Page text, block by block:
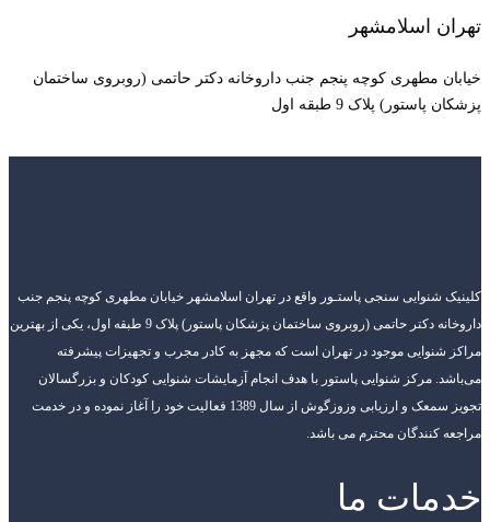
تهران اسلامشهر
خیابان مطهری کوچه پنجم جنب داروخانه دکتر حاتمی (روبروی ساختمان
پزشکان پاستور) پلاک 9 طبقه اول
کلینیک شنوایی سنجی پاستـور واقع در تهران اسلامشهر خیابان مطهری کوچه پنجم جنب
داروخانه دکتر حاتمی (روبروی ساختمان پزشکان پاستور) پلاک 9 طبقه اول، یکی از بهترین
مراکز شنوایی موجود در تهران است که مجهز به کادر مجرب و تجهیزات پیشرفته
می‌باشد. مرکز شنوایی پاستور با هدف انجام آزمایشات شنوایی کودکان و بزرگسالان
تجویز سمعک و ارزیابی وزوزگوش از سال 1389 فعالیت خود را آغاز نموده و در خدمت
مراجعه کنندگان محترم می باشد.
خدمات ما